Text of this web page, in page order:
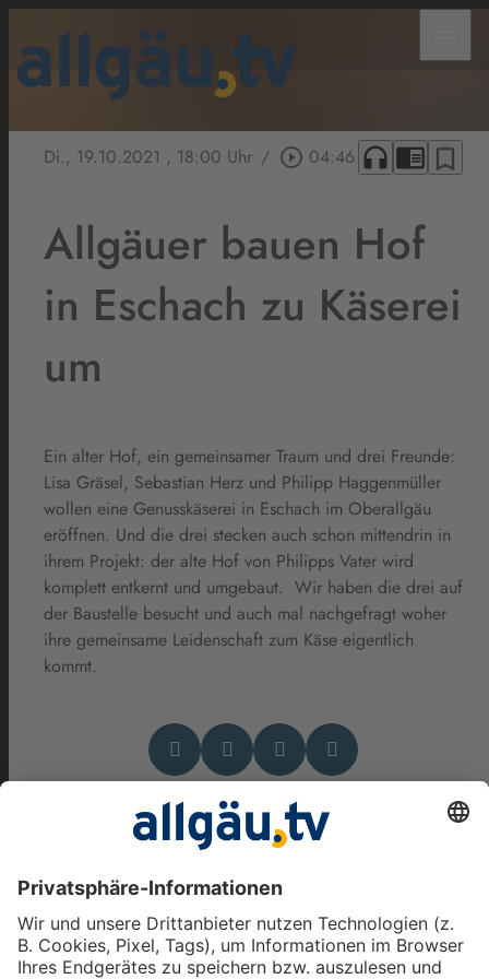
Di., 19.10.2021 , 18:00 Uhr / play_circle_outline 04:46 headphones chrome_reader_mode bookmark_border
Allgäuer bauen Hof
in Eschach zu Käserei
um
Ein alter Hof, ein gemeinsamer Traum und drei Freunde:
Lisa Gräsel, Sebastian Herz und Philipp Haggenmüller
wollen eine Genusskäserei in Eschach im Oberallgäu
eröffnen. Und die drei stecken auch schon mittendrin in
ihrem Projekt: der alte Hof von Philipps Vater wird
komplett entkernt und umgebaut. Wir haben die drei auf
der Baustelle besucht und auch mal nachgefragt woher
ihre gemeinsame Leidenschaft zum Käse eigentlich
kommt.
Das könnte Dich auch
interessieren